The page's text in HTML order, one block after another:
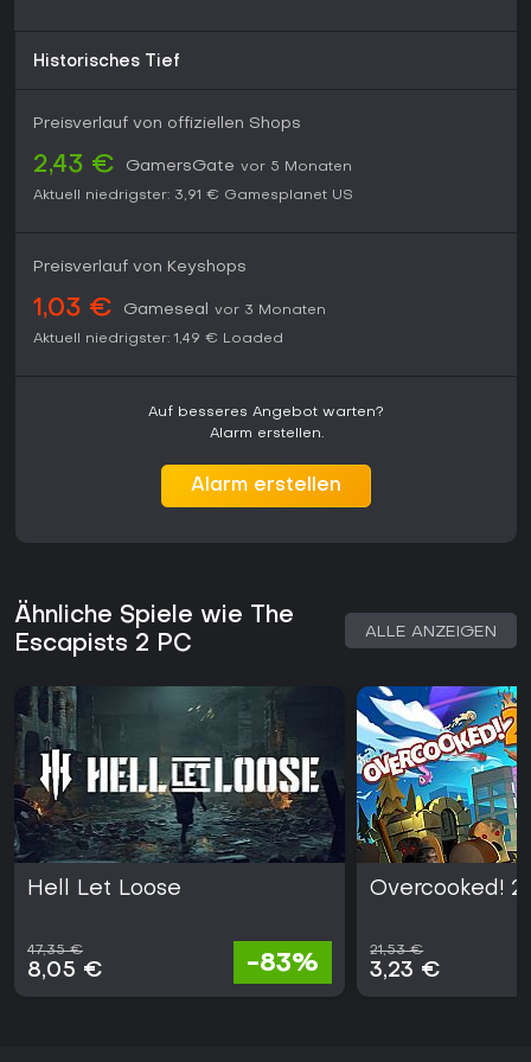
Historisches Tief
Preisverlauf von offiziellen Shops
2,43 € GamersGate vor 5 Monaten
Aktuell niedrigster: 3,91 € Gamesplanet US
Preisverlauf von Keyshops
1,03 € Gameseal
vor 3 Monaten
Aktuell niedrigster: 1,49 € Loaded
Auf besseres Angebot warten?
Alarm erstellen.
Alarm erstellen
Ähnliche Spiele wie The
Escapists 2 PC
ALLE ANZEIGEN
Hell Let Loose
47,35 €
8,05 € -83%
Overcooked! 2
21,53 €
3,23 €